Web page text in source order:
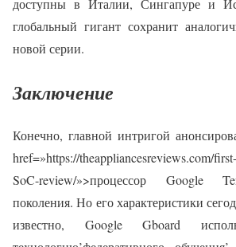
глобальный гигант сохранит
новой серии.
Заключение
Конечно, главной интригой
href=»https://theappliancesreviews.com/
SoC-review/»>процессор Google
поколения. Но его характеристики
известно, Google Gboard